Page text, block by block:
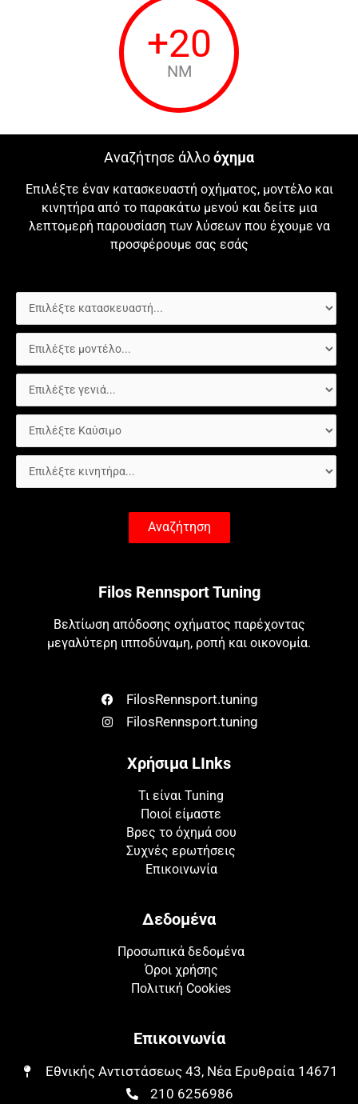
+20
NM
Αναζήτησε άλλοόχημα
Επιλέξτε έναν κατασκευαστή οχήματος, μοντέλο και
κινητήρα από το παρακάτω μενού και δείτε μια
λεπτομερή παρουσίαση των λύσεων που έχουμε να
προσφέρουμε σας εσάς
Αναζήτηση
Filos Rennsport Tuning
Βελτίωση απόδοσης οχήματος παρέχοντας
μεγαλύτερη ιπποδύναμη, ροπή και οικονομία.
FilosRennsport.tuning
FilosRennsport.tuning
Χρήσιμα LInks
Τι είναι Tuning
Ποιοί είμαστε
Βρες το όχημά σου
Συχνές ερωτήσεις
Επικοινωνία
Δεδομένα
Προσωπικά δεδομένα
Όροι χρήσης
Πολιτική Cookies
Επικοινωνία
Εθνικής Αντιστάσεως 43, Νέα Ερυθραία 14671​​
210 6256986